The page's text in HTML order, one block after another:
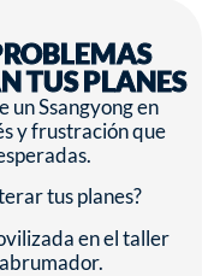
TUS PLANES
un Ssangyong en
y frustración que
tus planes?
en el taller